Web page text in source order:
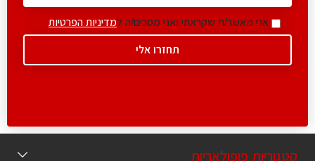
אני מאשר/ת שקראתי ואני מסכים/ה למדיניות הפרטיות
קטגוריות פופולאריות